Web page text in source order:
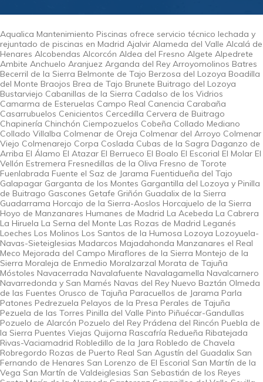
Aqualica Mantenimiento Piscinas ofrece servicio técnico lechada y
rejuntado de piscinas en Madrid Ajalvir Alameda del Valle Alcalá de
Henares Alcobendas Alcorcón Aldea del Fresno Algete Alpedrete
Ambite Anchuelo Aranjuez Arganda del Rey Arroyomolinos Batres
Becerril de la Sierra Belmonte de Tajo Berzosa del Lozoya Boadilla
del Monte Braojos Brea de Tajo Brunete Buitrago del Lozoya
Bustarviejo Cabanillas de la Sierra Cadalso de los Vidrios
Camarma de Esteruelas Campo Real Canencia Carabaña
Casarrubuelos Cenicientos Cercedilla Cervera de Buitrago
Chapinería Chinchón Ciempozuelos Cobeña Collado Mediano
Collado Villalba Colmenar de Oreja Colmenar del Arroyo Colmenar
Viejo Colmenarejo Corpa Coslada Cubas de la Sagra Daganzo de
Arriba El Álamo El Atazar El Berrueco El Boalo El Escorial El Molar El
Vellón Estremera Fresnedillas de la Oliva Fresno de Torote
Fuenlabrada Fuente el Saz de Jarama Fuentidueña del Tajo
Galapagar Garganta de los Montes Gargantilla del Lozoya y Pinilla
de Buitrago Gascones Getafe Griñón Guadalix de la Sierra
Guadarrama Horcajo de la Sierra-Aoslos Horcajuelo de la Sierra
Hoyo de Manzanares Humanes de Madrid La Acebeda La Cabrera
La Hiruela La Serna del Monte Las Rozas de Madrid Leganés
Loeches Los Molinos Los Santos de la Humosa Lozoya Lozoyuela-
Navas-Sieteiglesias Madarcos Majadahonda Manzanares el Real
Meco Mejorada del Campo Miraflores de la Sierra Montejo de la
Sierra Moraleja de Enmedio Moralzarzal Morata de Tajuña
Móstoles Navacerrada Navalafuente Navalagamella Navalcarnero
Navarredonda y San Mamés Navas del Rey Nuevo Baztán Olmeda
de las Fuentes Orusco de Tajuña Paracuellos de Jarama Parla
Patones Pedrezuela Pelayos de la Presa Perales de Tajuña
Pezuela de las Torres Pinilla del Valle Pinto Piñuécar-Gandullas
Pozuelo de Alarcón Pozuelo del Rey Prádena del Rincón Puebla de
la Sierra Puentes Viejas Quijorna Rascafría Redueña Ribatejada
Rivas-Vaciamadrid Robledillo de la Jara Robledo de Chavela
Robregordo Rozas de Puerto Real San Agustín del Guadalix San
Fernando de Henares San Lorenzo de El Escorial San Martín de la
Vega San Martín de Valdeiglesias San Sebastián de los Reyes